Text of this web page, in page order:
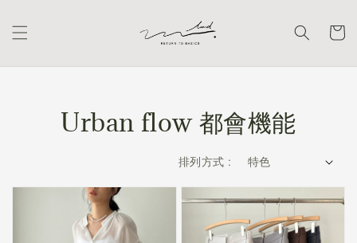
Urban flow 都會機能
排列方式 :